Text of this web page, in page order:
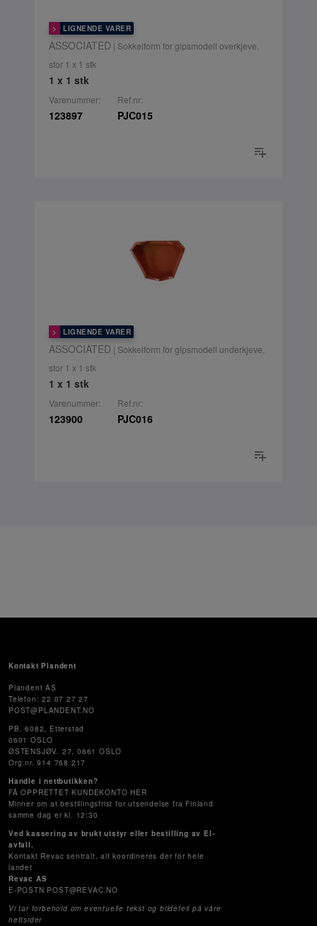
LIGNENDE VARER
ASSOCIATED | Sokkelform for gipsmodell overkjeve,
stor 1 x 1 stk
1 x 1 stk
Varenummer:
123897
Ref.nr:
PJC015
LIGNENDE VARER
ASSOCIATED | Sokkelform for gipsmodell underkjeve,
stor 1 x 1 stk
1 x 1 stk
Varenummer:
123900
Ref.nr:
PJC016
Kontakt Plandent
Plandent AS
Telefon: 22 07 27 27
POST@PLANDENT.NO
PB. 6082, Etterstad
0601 OSLO
ØSTENSJØV. 27, 0661 OSLO
Org.nr. 914 768 217
Handle i nettbutikken?
FÅ OPPRETTET KUNDEKONTO HER
Minner om at bestillingsfrist for utsendelse fra Finland
samme dag er kl. 12:30
Ved kassering av brukt utstyr eller bestilling av El-
avfall.
Kontakt Revac sentralt, alt koordineres der for hele
landet
Revac AS
E-POSTN POST@REVAC.NO
Vi tar forbehold om eventuelle tekst og bildefeil på våre
nettsider